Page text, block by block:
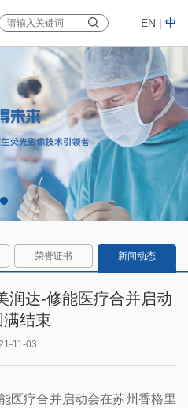
EN | 中
荣誉证书 新闻动态
润达-修能医疗合并启动
满结束
11-03
医疗合并启动会在苏州香格里